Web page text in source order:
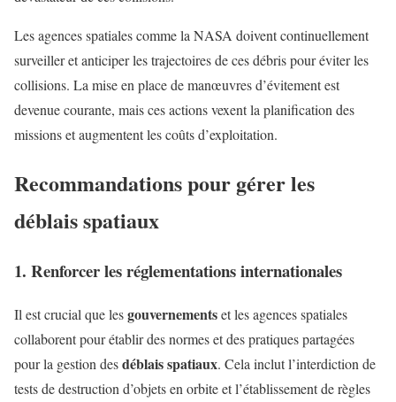
Les agences spatiales comme la NASA doivent continuellement
surveiller et anticiper les trajectoires de ces débris pour éviter les
collisions. La mise en place de manœuvres d’évitement est
devenue courante, mais ces actions vexent la planification des
missions et augmentent les coûts d’exploitation.
Recommandations pour gérer les
déblais spatiaux
1. Renforcer les réglementations internationales
Il est crucial que lesgouvernementset les agences spatiales
collaborent pour établir des normes et des pratiques partagées
pour la gestion desdéblais spatiaux. Cela inclut l’interdiction de
tests de destruction d’objets en orbite et l’établissement de règles